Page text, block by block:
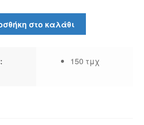
στο καλάθι
150 τμχ